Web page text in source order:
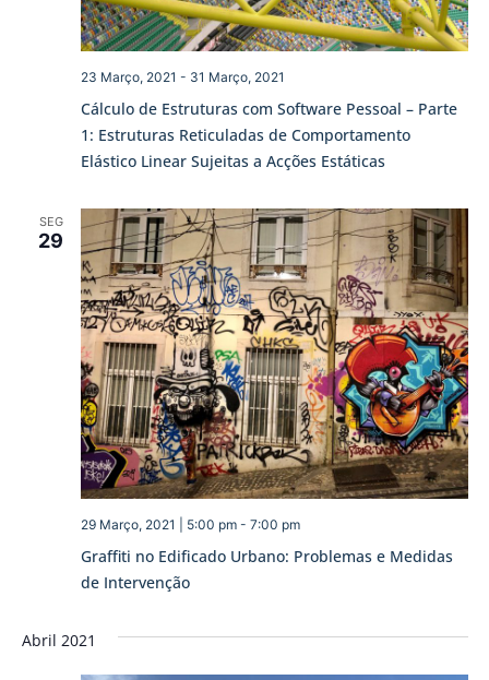
Cálculo de Estruturas com Software Pessoal – Parte
1: Estruturas Reticuladas de Comportamento
Elástico Linear Sujeitas a Acções Estáticas
23 Março, 2021 - 31 Março, 2021
SEG
29
Graffiti no Edificado Urbano: Problemas e Medidas
de Intervenção
29 Março, 2021 | 5:00 pm- 7:00 pm
Abril 2021